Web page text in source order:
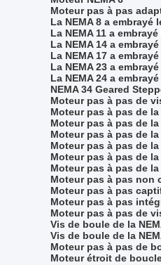
Moteur pas à pas
La NEMA 8 a embrayé
La NEMA 11 a
La NEMA 14 a
La NEMA 17 a
La NEMA 23 a
La NEMA 24 a
NEMA 34 Geared
Moteur pas à pas de
Moteur pas à pas de
Moteur pas à pas de
Moteur pas à pas de
Moteur pas à pas de
Moteur pas à pas de
Moteur pas à pas de
Moteur pas à pas non
Moteur pas à pas
Moteur pas à pas
Moteur pas à pas de
Vis de boule de la
Vis de boule de la
Moteur pas à pas de
Moteur étroit de